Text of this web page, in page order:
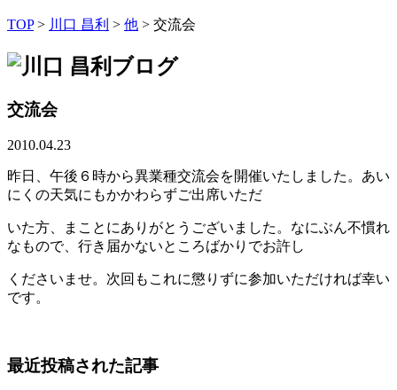
TOP> 川口 昌利 > 他 > 交流会
交流会
2010.04.23
昨日、午後６時から異業種交流会を開催いたしました。あい
にくの天気にもかかわらずご出席いただ
いた方、まことにありがとうございました。なにぶん不慣れ
なもので、行き届かないところばかりでお許し
くださいませ。次回もこれに懲りずに参加いただければ幸い
です。
最近投稿された記事